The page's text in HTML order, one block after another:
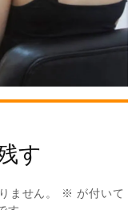
す
ません。 ※ が付いて